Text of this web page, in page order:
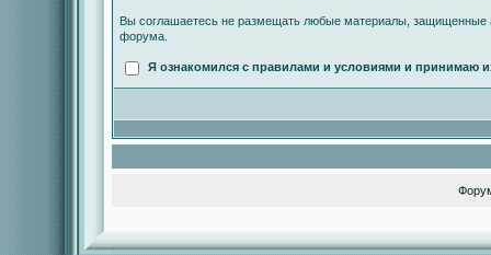
Вы соглашаетесь не размещать любые материалы, защищенные
форума.
Я ознакомился с правилами и условиями и принимаю